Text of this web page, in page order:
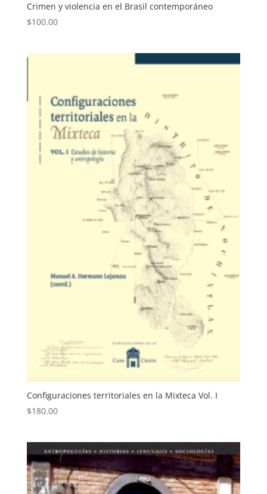
Crimen y violencia en el Brasil contemporáneo
$100.00
Configuraciones territoriales en la Mixteca Vol. I
$180.00